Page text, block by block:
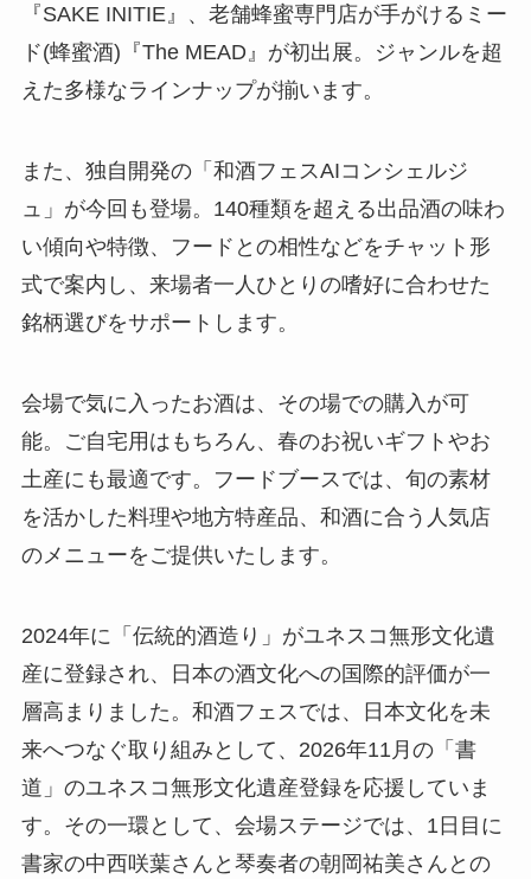
『SAKE INITIE』、老舗蜂蜜専門店が手がけるミー
ド(蜂蜜酒)『The MEAD』が初出展。ジャンルを超
えた多様なラインナップが揃います。
また、独自開発の「和酒フェスAIコンシェルジ
ュ」が今回も登場。140種類を超える出品酒の味わ
い傾向や特徴、フードとの相性などをチャット形
式で案内し、来場者一人ひとりの嗜好に合わせた
銘柄選びをサポートします。
会場で気に入ったお酒は、その場での購入が可
能。ご自宅用はもちろん、春のお祝いギフトやお
土産にも最適です。フードブースでは、旬の素材
を活かした料理や地方特産品、和酒に合う人気店
のメニューをご提供いたします。
2024年に「伝統的酒造り」がユネスコ無形文化遺
産に登録され、日本の酒文化への国際的評価が一
層高まりました。和酒フェスでは、日本文化を未
来へつなぐ取り組みとして、2026年11月の「書
道」のユネスコ無形文化遺産登録を応援していま
す。その一環として、会場ステージでは、1日目に
書家の中西咲葉さんと琴奏者の朝岡祐美さんとの